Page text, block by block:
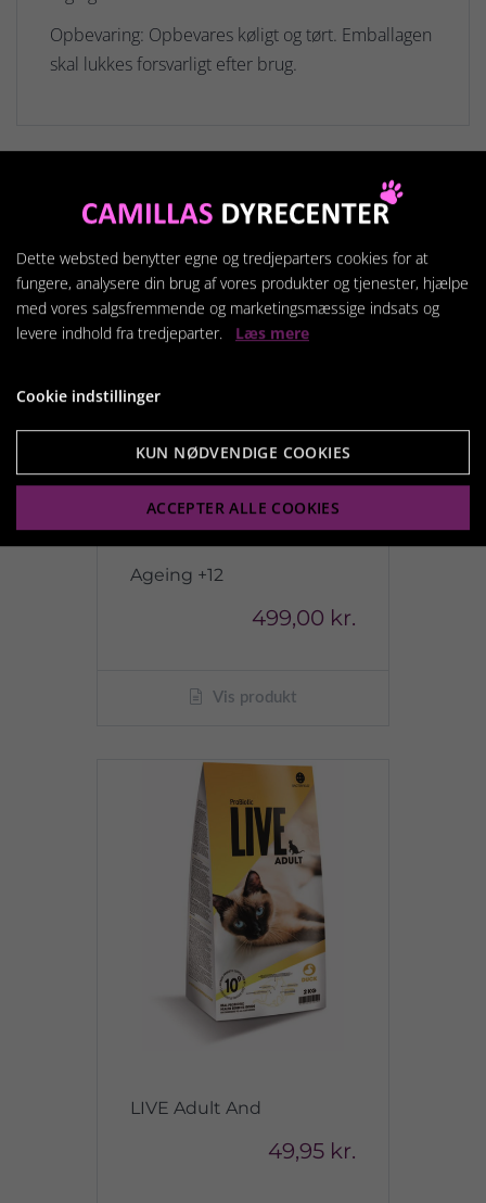
Opbevaring: Opbevares køligt og tørt. Emballagen
skal lukkes forsvarligt efter brug.
Relaterede produkter
Ageing +12
499,00 kr.
Vis produkt
LIVE Adult And
49,95 kr.
Dette websted benytter egne og tredjeparters cookies for at
fungere, analysere din brug af vores produkter og tjenester, hjælpe
med vores salgsfremmende og marketingsmæssige indsats og
levere indhold fra tredjeparter. Læs mere
Cookie indstillinger
KUN NØDVENDIGE COOKIES
ACCEPTER ALLE COOKIES